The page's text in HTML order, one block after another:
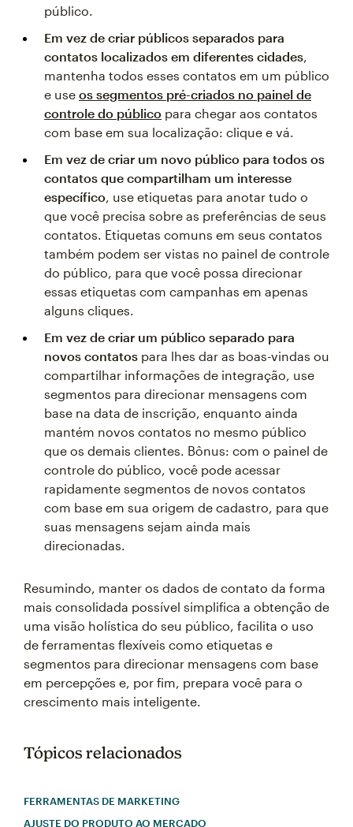
público.
Em vez de criar públicos separados para
contatos localizados em diferentes cidades
mantenha todos esses contatos em um público
e use os segmentos pré-criados no painel de
controle do público para chegar aos contatos
com base em sua localização: clique e vá.
Em vez de criar um novo público para todos os
contatos que compartilham um interesse
específico , use etiquetas para anotar tudo o
que você precisa sobre as preferências de seus
contatos. Etiquetas comuns em seus contatos
também podem ser vistas no painel de controle
do público, para que você possa direcionar
essas etiquetas com campanhas em apenas
alguns cliques.
Em vez de criar um público separado para
novos contatos para lhes dar as boas-vindas ou
compartilhar informações de integração, use
segmentos para direcionar mensagens com
base na data de inscrição, enquanto ainda
mantém novos contatos no mesmo público
que os demais clientes. Bônus: com o painel de
controle do público, você pode acessar
rapidamente segmentos de novos contatos
com base em sua origem de cadastro, para que
suas mensagens sejam ainda mais
direcionadas.
Resumindo, manter os dados de contato da forma
mais consolidada possível simplifica a obtenção de
uma visão holística do seu público, facilita o uso
de ferramentas flexíveis como etiquetas e
segmentos para direcionar mensagens com base
em percepções e, por fim, prepara você para o
crescimento mais inteligente.
Tópicos relacionados
FERRAMENTAS DE MARKETING
AJUSTE DO PRODUTO AO MERCADO